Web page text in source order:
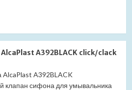
AlcaPlast A392BLACK click/clack
A392BLACK
клапан сифона для умывальника